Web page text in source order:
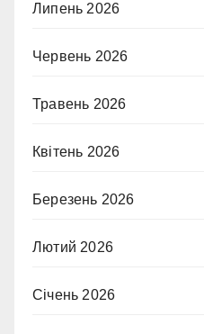
Липень 2026
Червень 2026
Травень 2026
Квітень 2026
Березень 2026
Лютий 2026
Січень 2026